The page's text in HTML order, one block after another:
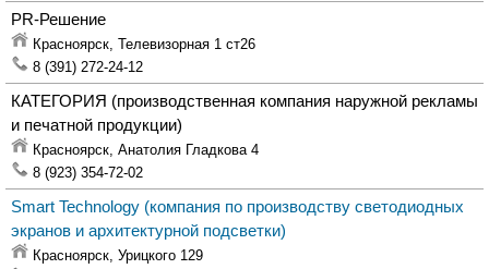
PR-Решение
Красноярск, Телевизорная 1 ст26
8 (391) 272-24-12
КАТЕГОРИЯ (производственная компания наружной рекламы
и печатной продукции)
Красноярск, Анатолия Гладкова 4
8 (923) 354-72-02
Smart Technology (компания по производству светодиодных
экранов и архитектурной подсветки)
Красноярск, Урицкого 129